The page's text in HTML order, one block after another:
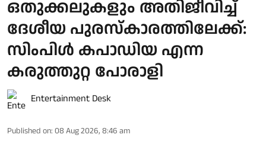
ഒതുക്കലുകളും അതിജീവിച്ച്
ദേശീയ പുരസ്‌കാരത്തിലേക്ക്:
സിംപിള്‍ കപാഡിയ എന്ന
കരുത്തുറ്റ പോരാളി
Entertainment Desk
Published on: 08 Aug 2026, 8:46 am